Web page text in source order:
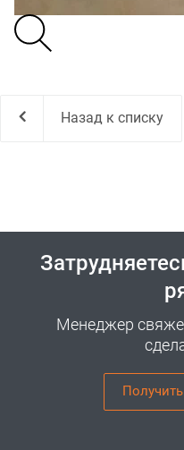
Назад к списку
Менеджер